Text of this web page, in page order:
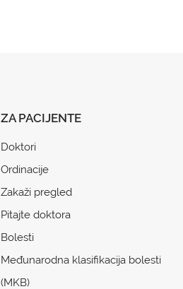
ZA PACIJENTE
Doktori
Ordinacije
Zakaži pregled
Pitajte doktora
Bolesti
Međunarodna klasifikacija bolesti
(MKB)